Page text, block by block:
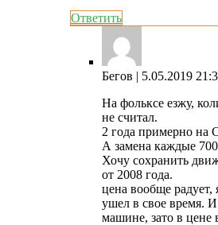
Ответить
Бегов | 5.05.2019
На фольксе езжу,
не считал.
2 года примерно на
А замена каждые
Хочу сохранить
от 2008 года.
цена вообще радует,
ушел в свое время.
машине, зато в цене